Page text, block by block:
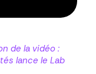
de la vidéo :
lance le Lab